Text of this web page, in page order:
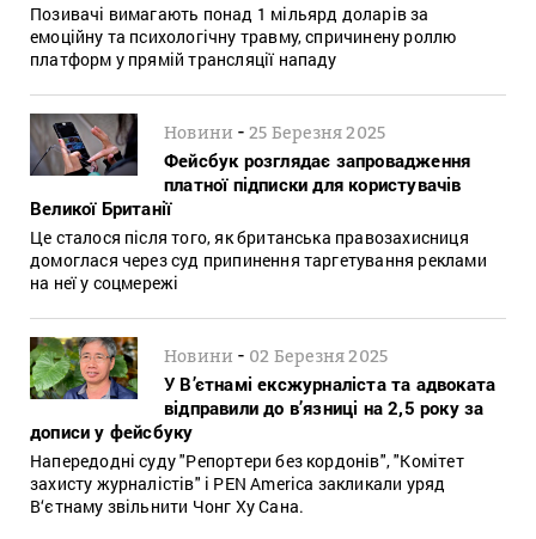
Позивачі вимагають понад 1 мільярд доларів за
емоційну та психологічну травму, спричинену роллю
платформ у прямій трансляції нападу
Новини -25 Березня 2025
Фейсбук розглядає запровадження
платної підписки для користувачів
Великої Британії
Це сталося після того, як британська правозахисниця
домоглася через суд припинення таргетування реклами
на неї у соцмережі
Новини - 02 Березня 2025
У В’єтнамі ексжурналіста та адвоката
відправили до в’язниці на 2,5 року за
дописи у фейсбуку
Напередодні суду "Репортери без кордонів", "Комітет
захисту журналістів" і PEN America закликали уряд
В‘єтнаму звільнити Чонг Ху Сана.